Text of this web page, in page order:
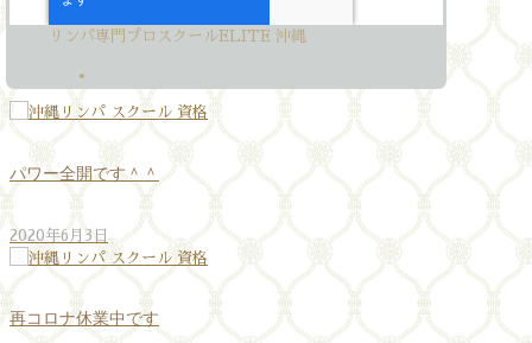
リンパ専門プロスクールELITE 沖縄
パワー全開です＾＾
2020年6月3日
再コロナ休業中です